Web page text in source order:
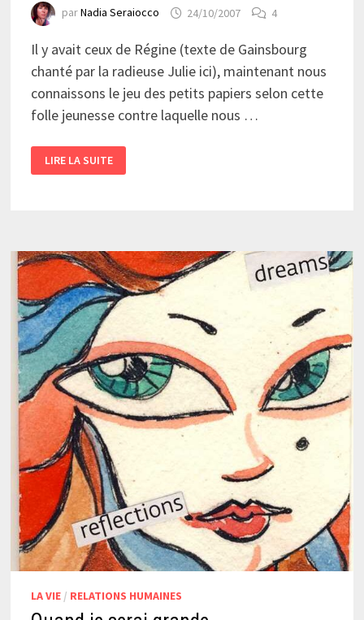
parNadia Seraiocco 24/10/2007 4
Il y avait ceux de Régine (texte de Gainsbourg
chanté par la radieuse Julie ici), maintenant nous
connaissons le jeu des petits papiers selon cette
folle jeunesse contre laquelle nous …
VOS
PETITS
LIRE LA SUITE
LA VIE/ RELATIONS HUMAINES